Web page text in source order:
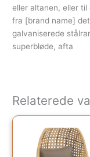
eller altanen, eller
fra [brand name]
galvaniserede
superbløde, afta
Relaterede